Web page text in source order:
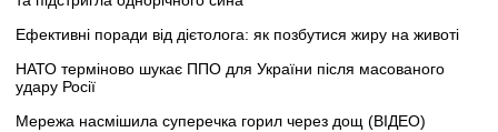
Ефективні поради від дієтолога: як позбутися жиру на животі
НАТО терміново шукає ППО для України після масованого
удару Росії
Мережа насмішила суперечка горил через дощ (ВІДЕО)